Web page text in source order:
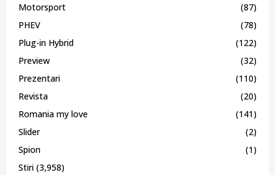
Motorsport
(87)
PHEV
(78)
Plug-in Hybrid
(122)
Preview
(32)
Prezentari
(110)
Revista
(20)
Romania my love
(141)
Slider
(2)
Spion
(1)
Stiri (3,958)